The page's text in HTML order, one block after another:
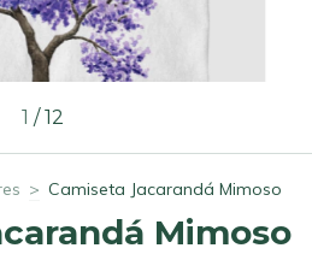
1 /12
> Camiseta Jacarandá Mimoso
Mimoso